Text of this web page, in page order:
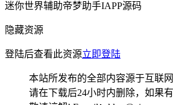
迷你世界辅助帝梦助手IAPP源码
隐藏资源
登陆后查看此资源立即登陆
本站所发布的全部内容源于互联
请在下载后24小时内删除，如果